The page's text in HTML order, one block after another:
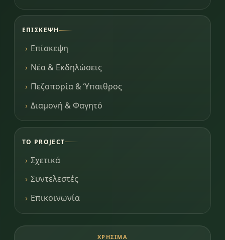
ΕΠΊΣΚΕΨΗ
Επίσκεψη
Νέα & Εκδηλώσεις
Πεζοπορία & Ύπαιθρος
Διαμονή & Φαγητό
ΤΟ PROJECT
Σχετικά
Συντελεστές
Επικοινωνία
ΧΡΉΣΙΜΑ